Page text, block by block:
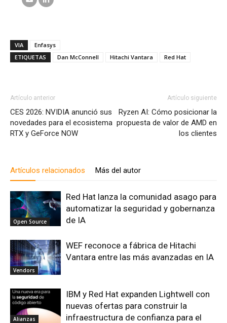
VIA
Enfasys
ETIQUETAS
Dan McConnell Hitachi Vantara Red Hat
Artículo anterior
CES 2026: NVIDIA anunció sus
novedades para el ecosistema
RTX y GeForce NOW
Artículo siguiente
Ryzen AI: Cómo posicionar la
propuesta de valor de AMD en
los clientes
Artículos relacionados Más del autor
Open Source
Red Hat lanza la comunidad asago para
automatizar la seguridad y gobernanza
de IA
Vendors
WEF reconoce a fábrica de Hitachi
Vantara entre las más avanzadas en IA
Alianzas
IBM y Red Hat expanden Lightwell con
nuevas ofertas para construir la
infraestructura de confianza para el